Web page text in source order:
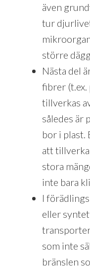
även
tur
större
Nästa del
fibrer (t.ex.
tillverkas
således är
bor i plast.
att
stora
inte bara
I
eller
som inte
bränslen